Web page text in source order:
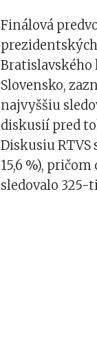
Finálová
Bratislavského
Slovensko,
najvyššiu
diskusií pred
Diskusiu
15,6 %),
sledovalo 325-